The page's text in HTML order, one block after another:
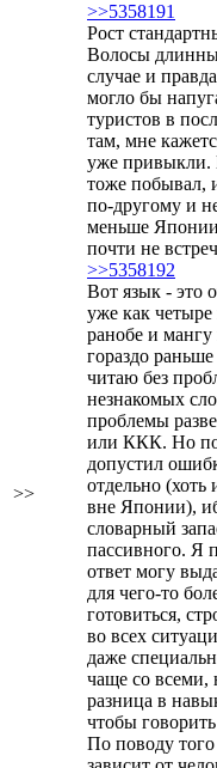
>>
>>5358191
Рост
Волосы
случае и
могло бы
туристов в
там, мне
уже привыкли.
тоже побывал,
по-другому и
меньше
почти не
>>5358192
Вот язык - это
уже как
ранобе и
гораздо
читаю без
незнакомых
проблемы
или ККК. Но
допустил
отдельно (хоть
вне Японии),
словарный
пассивного. Я
ответ могу
для чего-то
готовиться,
во всех
даже
чаще со всеми,
разница в
чтобы
По поводу